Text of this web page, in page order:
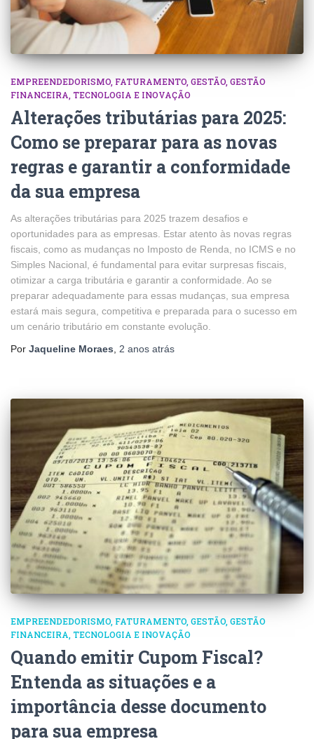
EMPREENDEDORISMO FATURAMENTO GESTÃO GESTÃO
FINANCEIRA TECNOLOGIA E INOVAÇÃO
Alterações tributárias para 2025:
Como se preparar para as novas
regras e garantir a conformidade
da sua empresa
As alterações tributárias para 2025 trazem desafios e
oportunidades para as empresas. Estar atento às novas regras
fiscais, como as mudanças no Imposto de Renda, no ICMS e no
Simples Nacional, é fundamental para evitar surpresas fiscais,
otimizar a carga tributária e garantir a conformidade. Ao se
preparar adequadamente para essas mudanças, sua empresa
estará mais segura, competitiva e preparada para o sucesso em
um cenário tributário em constante evolução.
Por Jaqueline Moraes 2 anos atrás
EMPREENDEDORISMO FATURAMENTO GESTÃO GESTÃO
FINANCEIRA TECNOLOGIA E INOVAÇÃO
Quando emitir Cupom Fiscal?
Entenda as situações e a
importância desse documento
para sua empresa